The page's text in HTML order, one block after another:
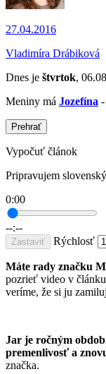
27.04.2016
Vladimíra Drábiková
Dnes je štvrtok,
Meniny má Jozefína
Prehrať
Vypočuť článok
Pripravujem
0:00
--:--
Zastaviť Rýchlosť
Máte rady značku
pozrieť video v
veríme, že si ju
Jar je ročným
premenlivosť a
značka.